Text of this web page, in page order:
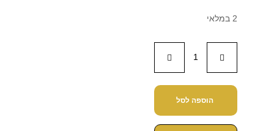
2 במלאי
הוספה לסל